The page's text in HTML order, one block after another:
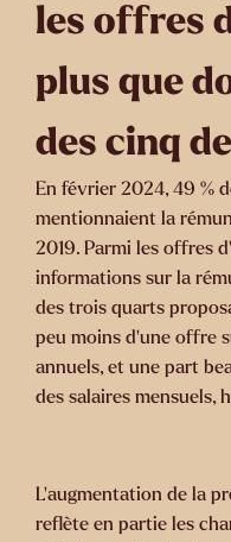
les offres
plus que
des cinq
En février 2024, 49 %
mentionnaient la
2019. Parmi les offres
informations sur la
des trois quarts
peu moins d'une offre
annuels, et une part
des salaires mensuels,
L'augmentation de la
reflète en partie les